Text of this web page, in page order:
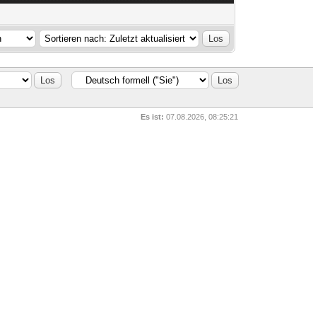
Es ist: 07.08.2026, 08:25:21